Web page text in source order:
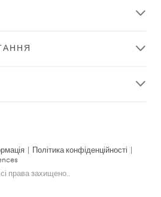
Політика конфіденційності
права захищено..